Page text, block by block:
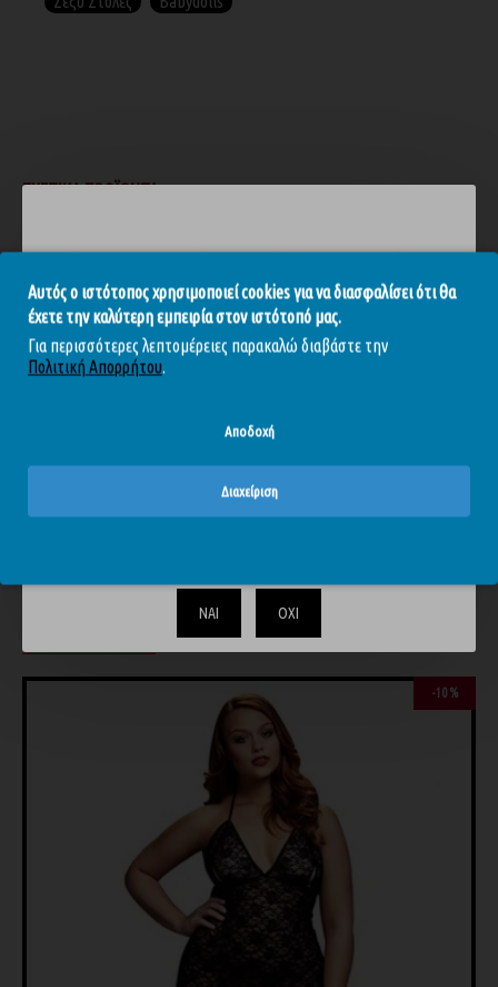
Αυτός ο ιστότοπος χρησιμοποιεί cookies για να διασφαλίσει ότι θα
έχετε την καλύτερη εμπειρία στον ιστότοπό μας.
Για περισσότερες λεπτομέρειες παρακαλώ διαβάστε την
Πολιτική Απορρήτου.
Αποδοχή
Διαχείριση
Το περιεχόμενο του απευθύνεται αυστηρά και μόνο σε
ΝΑΙ ΟΧΙ
ΣΧΕΤΙΚΆ ΠΡΟΪΌΝΤΑ
-10 %
Sheer Babydoll - με Ανοιχτά Κύπελλα Μαύρο Q
-30 %
Obsessive A762 Harness - Μαύρο Plus
31,43€
-10 %